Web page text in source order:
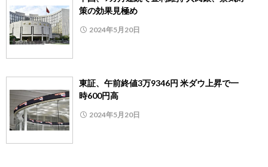
策の効果見極め
2024年5月20日
東証、午前終値3万9346円 米ダウ上昇で一
時600円高
2024年5月20日